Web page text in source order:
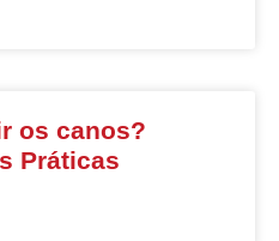
os canos?
Práticas